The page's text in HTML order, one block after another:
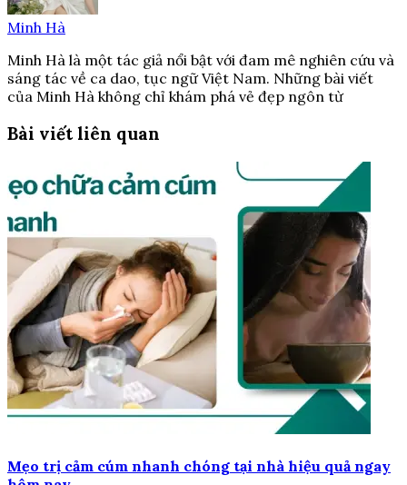
Minh Hà
Minh Hà là một tác giả nổi bật với đam mê nghiên cứu và
sáng tác về ca dao, tục ngữ Việt Nam. Những bài viết
của Minh Hà không chỉ khám phá vẻ đẹp ngôn từ
Bài viết liên quan
Mẹo trị cảm cúm nhanh chóng tại nhà hiệu quả ngay